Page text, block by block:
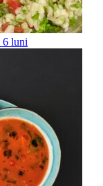
6 luni